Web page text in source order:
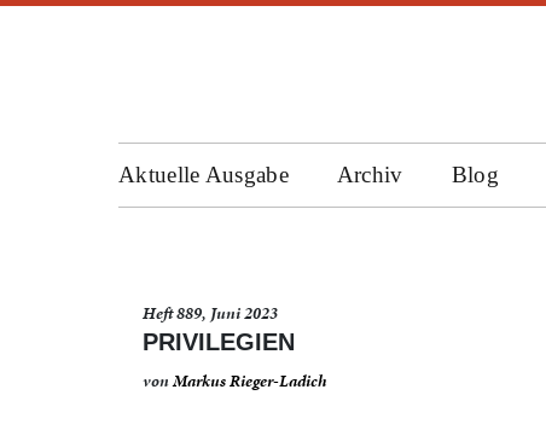
Aktuelle Ausgabe Archiv Blog
Heft 889, Juni 2023
PRIVILEGIEN
vonMarkus Rieger-Ladich